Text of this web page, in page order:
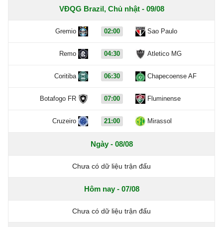
VĐQG Brazil, Chủ nhật - 09/08
Gremio 02:00 Sao Paulo
Remo 04:30 Atletico MG
Coritiba 06:30 Chapecoense AF
Botafogo FR 07:00 Fluminense
Cruzeiro 21:00 Mirassol
Ngày - 08/08
Chưa có dữ liệu trận đấu
Hôm nay - 07/08
Chưa có dữ liệu trận đấu